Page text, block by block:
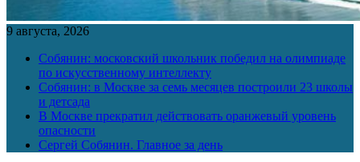
9 августа, 2026
Собянин: московский школьник победил на олимпиаде
по искусственному интеллекту
Собянин: в Москве за семь месяцев построили 23 школы
и детсада
В Москве прекратил действовать оранжевый уровень
опасности
Сергей Собянин. Главное за день